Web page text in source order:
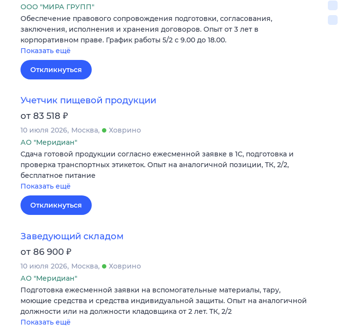
ООО "МИРА ГРУПП"
Обеспечение правового сопровождения подготовки, согласования,
заключения, исполнения и хранения договоров. Опыт от 3 лет в
корпоративном праве. График работы 5/2 с 9.00 до 18.00.
Показать ещё
Откликнуться
Учетчик пищевой продукции
от 83 518 ₽
10 июля 2026 Москва
Ховрино
АО "Меридиан"
Сдача готовой продукции согласно ежесменной заявке в 1С, подготовка и
проверка транспортных этикеток. Опыт на аналогичной позиции, ТК, 2/2,
бесплатное питание
Показать ещё
Откликнуться
Заведующий складом
от 86 900 ₽
10 июля 2026 Москва
Ховрино
АО "Меридиан"
Подготовка ежесменной заявки на вспомогательные материалы, тару,
моющие средства и средства индивидуальной защиты. Опыт на аналогичной
должности или на должности кладовщика от 2 лет. ТК, 2/2
Показать ещё